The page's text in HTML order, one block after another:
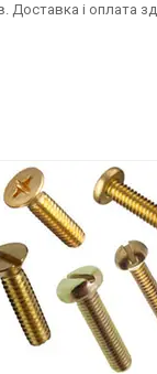
і оплата